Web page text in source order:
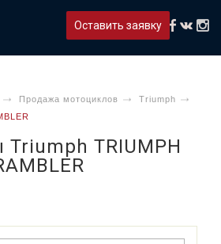
Оставить заявку
Продажа мотоциклов
Triumph
TRIUMPH